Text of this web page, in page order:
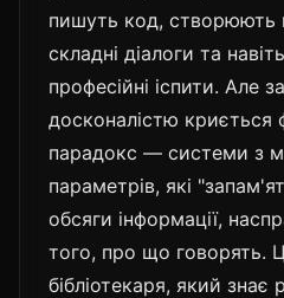
пишуть код, створюють
складні діалоги та
професійні іспити. Але
досконалістю криється
парадокс — системи з
параметрів, які
обсяги інформації,
того, про що говорять.
бібліотекаря, який